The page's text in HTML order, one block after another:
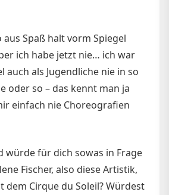
aus Spaß halt vorm Spiegel
ich habe jetzt nie… ich war
auch als Jugendliche nie in so
oder so – das kennt man ja
einfach nie Choreografien
würde für dich sowas in Frage
Fischer, also diese Artistik,
dem Cirque du Soleil? Würdest